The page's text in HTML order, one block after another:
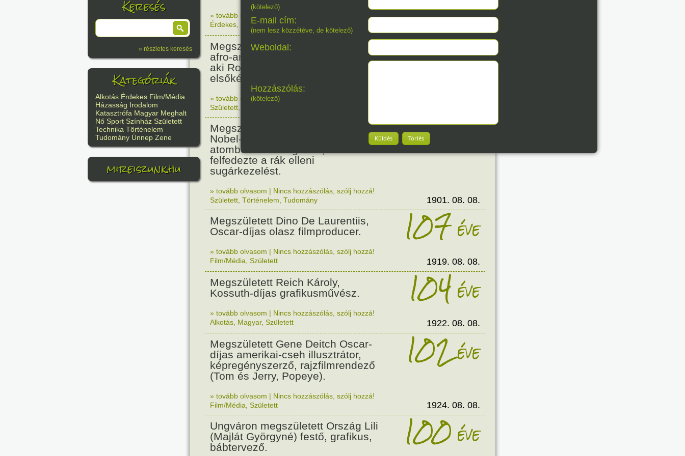
Keresés
» részletes keresés
Kategóriák
Alkotás Érdekes Film/Média
Házasság Irodalom
Katasztrófa Magyar Meghalt
Nő Sport Színház Született
Technika Történelem
Tudomány Ünnep Zene
mireiszunk.hu
» tovább olvasom
Nincs hozzászólás, szólj hozzá!
Érdekes
Magyar
Megszületett Matthew A. Henson
afro-amerikai származású segítő,
aki Robert Peary felfedezővel
elsőként járt az Északi-sarkon.
160éve
» tovább olvasom|Nincs hozzászólás, szólj hozzá!
Született
Megszületett Ernest Lawrence,
Nobel-díjas amerikai fizikus, aki az
atombombán dolgozott, és
felfedezte a rák elleni
sugárkezelést.
125
» tovább olvasom | Nincs hozzászólás, szólj hozzá!
Született Történelem Tudomány 1901. 08. 08.
Megszületett Dino De Laurentiis,
Oscar-díjas olasz filmproducer.
107éve
» tovább olvasom | Nincs hozzászólás, szólj hozzá!
Film/Média Született 1919. 08. 08.
Megszületett Reich Károly,
Kossuth-díjas grafikusművész.
104éve
» tovább olvasom | Nincs hozzászólás, szólj hozzá!
Alkotás Magyar, Született 1922. 08. 08.
Megszületett Gene Deitch Oscar-
díjas amerikai-cseh illusztrátor,
képregényszerző, rajzfilmrendező
(Tom és Jerry, Popeye).
102éve
» tovább olvasom | Nincs hozzászólás, szólj hozzá!
Film/Média Született 1924. 08. 08.
Ungváron megszületett Ország Lili
(Majlát Györgyné) festő, grafikus,
bábtervező.
100éve
(kötelező)
E-mail cím:
(nem lesz közzétéve, de kötelező)
Weboldal:
Hozzászólás:
(kötelező)
Küldés Törlés